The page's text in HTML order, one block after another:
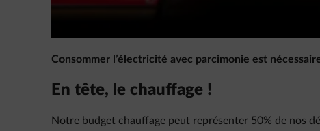
Consommer l’électricité avec parcimonie est
En tête, le chauffage !
Notre budget chauffage peut représenter 50% de nos